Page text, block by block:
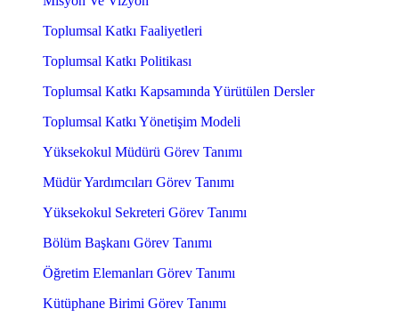
Toplumsal Katkı Faaliyetleri
Toplumsal Katkı Politikası
Toplumsal Katkı Kapsamında Yürütülen Dersler
Toplumsal Katkı Yönetişim Modeli
Yüksekokul Müdürü Görev Tanımı
Müdür Yardımcıları Görev Tanımı
Yüksekokul Sekreteri Görev Tanımı
Bölüm Başkanı Görev Tanımı
Öğretim Elemanları Görev Tanımı
Kütüphane Birimi Görev Tanımı